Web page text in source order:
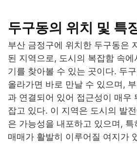
두구동의 위치 및 특
부산 금정구에 위치한 두구동은
된 지역으로, 도시의 복잡함 속에
기를 찾아볼 수 있는 곳이다. 두
올라가면 바로 만날 수 있으며,
과 연결되어 있어 접근성이 매우
잡고 있다. 이 지역은 도시의 발
은 가능성을 내포하고 있으며, 특
매매가 활발히 이루어질 여지가